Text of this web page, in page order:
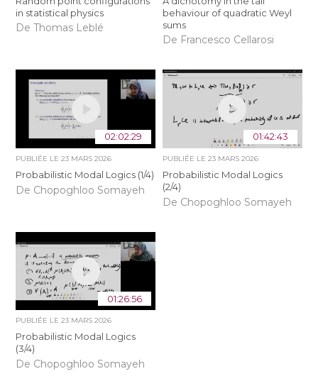
in statistical physics
De Thomas Leblé
behaviour of quadratic Weyl
sums
De Francesco Cellarosi
02:02:29
PUBLIÉE LE23 MARS 2026
Probabilistic Modal Logics (1/4)
De Chopoghloo Somayeh
01:42:43
PUBLIÉE LE 23 MARS 2026
Probabilistic Modal Logics
(2/4)
De Chopoghloo Somayeh
01:26:56
PUBLIÉE LE23 MARS 2026
Probabilistic Modal Logics
(3/4)
De Chopoghloo Somayeh